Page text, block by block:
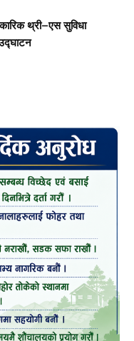
थ्री–एस सुविधा